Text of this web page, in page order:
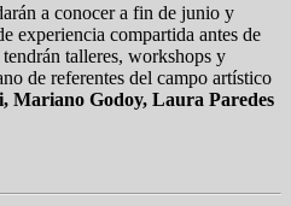
a conocer a fin de junio y
experiencia compartida antes de
talleres, workshops y
de referentes del campo artístico
Mariano Godoy, Laura Paredes